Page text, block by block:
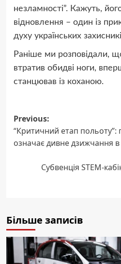
незламності”. Кажуть,
відновлення – один із
духу українських
Раніше ми розповідали,
втратив обидві ноги,
станцював із коханою.
Post
navigation
Previous:
“Критичний етап польоту”:
означає дивне дзижчання в
Субвенція STEM-
Більше записів